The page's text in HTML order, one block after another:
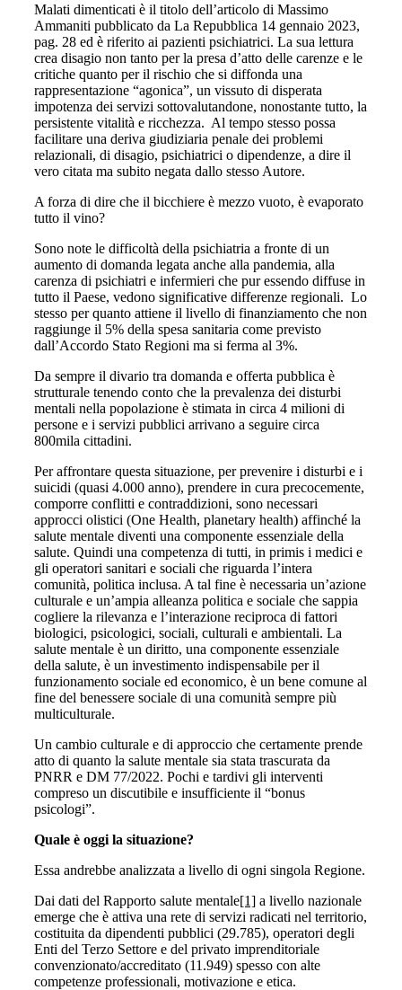
Malati dimenticati è il titolo dell’articolo di Massimo
Ammaniti pubblicato da La Repubblica 14 gennaio 2023,
pag. 28 ed è riferito ai pazienti psichiatrici. La sua lettura
crea disagio non tanto per la presa d’atto delle carenze e le
critiche quanto per il rischio che si diffonda una
rappresentazione “agonica”, un vissuto di disperata
impotenza dei servizi sottovalutandone, nonostante tutto, la
persistente vitalità e ricchezza. Al tempo stesso possa
facilitare una deriva giudiziaria penale dei problemi
relazionali, di disagio, psichiatrici o dipendenze, a dire il
vero citata ma subito negata dallo stesso Autore.
A forza di dire che il bicchiere è mezzo vuoto, è evaporato
tutto il vino?
Sono note le difficoltà della psichiatria a fronte di un
aumento di domanda legata anche alla pandemia, alla
carenza di psichiatri e infermieri che pur essendo diffuse in
tutto il Paese, vedono significative differenze regionali. Lo
stesso per quanto attiene il livello di finanziamento che non
raggiunge il 5% della spesa sanitaria come previsto
dall’Accordo Stato Regioni ma si ferma al 3%.
Da sempre il divario tra domanda e offerta pubblica è
strutturale tenendo conto che la prevalenza dei disturbi
mentali nella popolazione è stimata in circa 4 milioni di
persone e i servizi pubblici arrivano a seguire circa
800mila cittadini.
Per affrontare questa situazione, per prevenire i disturbi e i
suicidi (quasi 4.000 anno), prendere in cura precocemente,
comporre conflitti e contraddizioni, sono necessari
approcci olistici (One Health, planetary health) affinché la
salute mentale diventi una componente essenziale della
salute. Quindi una competenza di tutti, in primis i medici e
gli operatori sanitari e sociali che riguarda l’intera
comunità, politica inclusa. A tal fine è necessaria un’azione
culturale e un’ampia alleanza politica e sociale che sappia
cogliere la rilevanza e l’interazione reciproca di fattori
biologici, psicologici, sociali, culturali e ambientali. La
salute mentale è un diritto, una componente essenziale
della salute, è un investimento indispensabile per il
funzionamento sociale ed economico, è un bene comune al
fine del benessere sociale di una comunità sempre più
multiculturale.
Un cambio culturale e di approccio che certamente prende
atto di quanto la salute mentale sia stata trascurata da
PNRR e DM 77/2022. Pochi e tardivi gli interventi
compreso un discutibile e insufficiente il “bonus
psicologi”.
Quale è oggi la situazione?
Essa andrebbe analizzata a livello di ogni singola Regione.
Dai dati del Rapporto salute mentale[1] a livello nazionale
emerge che è attiva una rete di servizi radicati nel territorio,
costituita da dipendenti pubblici (29.785), operatori degli
Enti del Terzo Settore e del privato imprenditoriale
convenzionato/accreditato (11.949) spesso con alte
competenze professionali, motivazione e etica.